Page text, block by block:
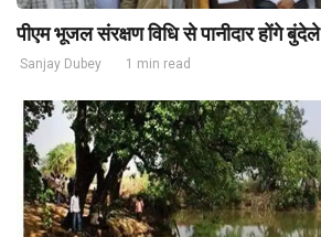
पीएम भूजल संरक्षण विधि से पानीदार होंगे बुंदेले
Sanjay Dubey 1 min read